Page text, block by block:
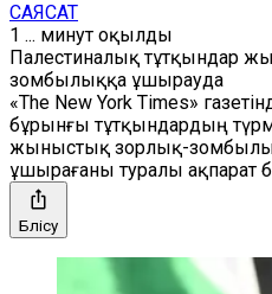
САЯСАТ
1 ... минут оқылды
Палестиналық тұтқындар
зомбылыққа ұшырауда
«The New York Times»
бұрынғы тұтқындардың
жыныстық зорлық-
ұшырағаны туралы ақпарат
Бөлісу